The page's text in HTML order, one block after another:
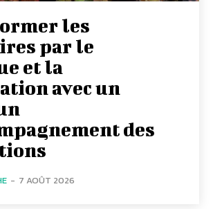
les
par le
et la
avec un
des
- 7 AOÛT 2026